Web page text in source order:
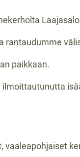
rantaudumme
paikkaan.
vaaleapohjaiset